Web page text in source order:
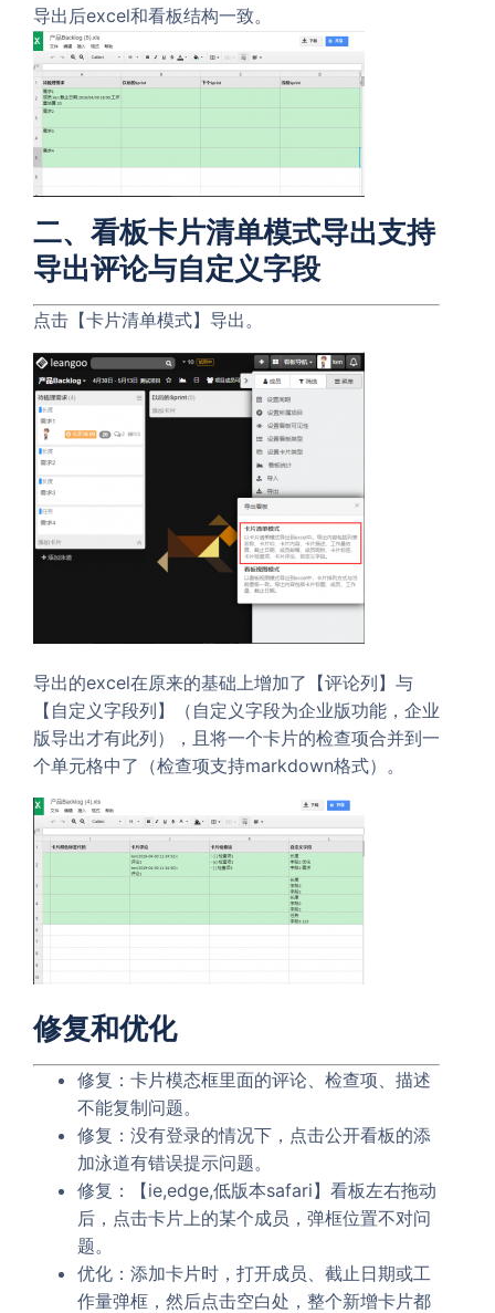
导出后excel和看板结构一致。
二、看板卡片清单模式导出支持
导出评论与自定义字段
点击【卡片清单模式】导出。
导出的excel在原来的基础上增加了【评论列】与
【自定义字段列】（自定义字段为企业版功能，企业
版导出才有此列），且将一个卡片的检查项合并到一
个单元格中了（检查项支持markdown格式）。
修复和优化
修复：卡片模态框里面的评论、检查项、描述
不能复制问题。
修复：没有登录的情况下，点击公开看板的添
加泳道有错误提示问题。
修复：【ie,edge,低版本safari】看板左右拖动
后，点击卡片上的某个成员，弹框位置不对问
题。
优化：添加卡片时，打开成员、截止日期或工
作量弹框，然后点击空白处，整个新增卡片都